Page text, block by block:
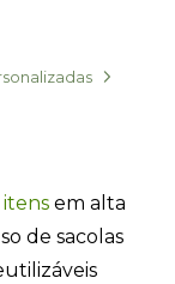
itens em alta
de sacolas
para fins
a